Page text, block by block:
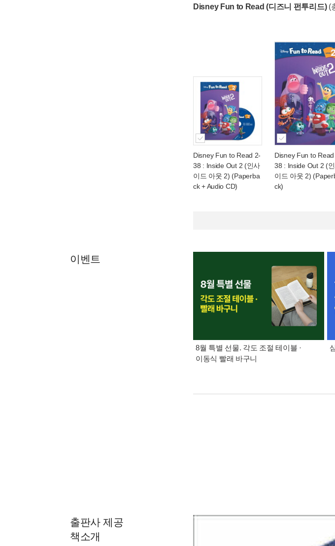
Disney Fun to Read (디즈니 펀투리드) (
Disney Fun to Read 2-
38 : Inside Out 2 (인사
이드 아웃 2) (Paperba
ck + Audio CD)
Disney Fun to Read
38 : Inside Out 2 (
이드 아웃 2)
ck)
이벤트
8월 특별 선물. 각도 조절 테이블 ·
이동식 빨래 바구니